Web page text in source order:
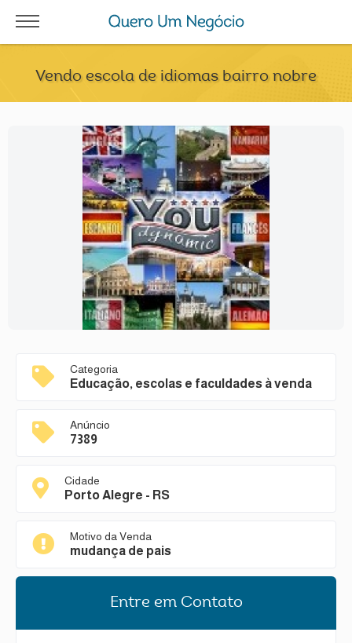
Vendo escola de idiomas bairro nobre
Categoria
Educação, escolas e faculdades à venda
Anúncio
7389
Cidade
Porto Alegre - RS
Motivo da Venda
mudança de pais
Entre em Contato